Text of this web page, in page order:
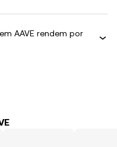
AAVE rendem por